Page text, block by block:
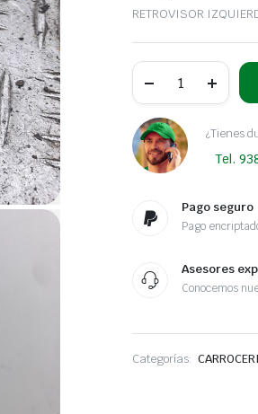
RETROVISOR
RETROVISOR
IZQUIERDO
BERLINGO
2.0
HDi
600
Furg.
10.02
¿Tienes
Tel.
Pago seguro
Pago
Asesores
Conocemos
Categorías: